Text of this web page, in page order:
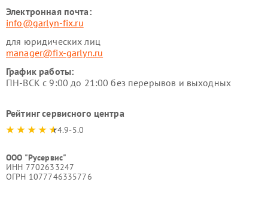
Электронная почта:
info@garlyn-fix.ru
для юридических лиц
manager@fix-garlyn.ru
График работы:
ПН-ВСК с 9:00 до 21:00 без перерывов и выходных
Рейтинг сервисного центра
4.9-5.0
ООО "Русервис"
ИНН 7702633247
ОГРН 1077746335776